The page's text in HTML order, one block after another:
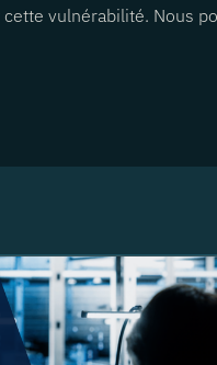
vulnérabilité. Nous